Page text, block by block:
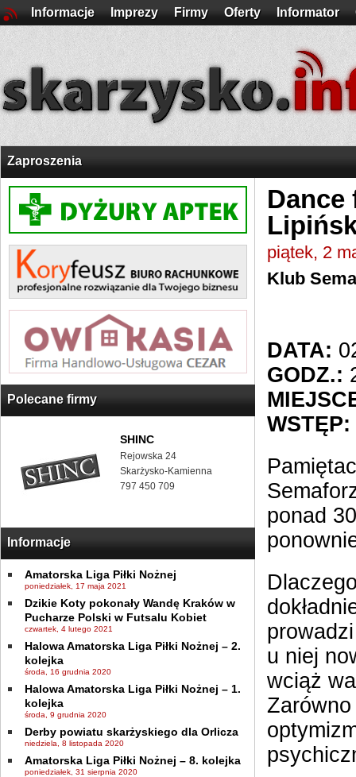
Informacje Imprezy Firmy Oferty Informator
Zaproszenia
Polecane firmy
SHINC
Rejowska 24
Skarżysko-Kamienna
797 450 709
Informacje
Amatorska Liga Piłki Nożnej
poniedziałek, 17 maja 2021
Dzikie Koty pokonały Wandę Kraków w
Pucharze Polski w Futsalu Kobiet
czwartek, 4 lutego 2021
Halowa Amatorska Liga Piłki Nożnej – 2.
kolejka
środa, 16 grudnia 2020
Halowa Amatorska Liga Piłki Nożnej – 1.
kolejka
środa, 9 grudnia 2020
Derby powiatu skarżyskiego dla Orlicza
niedziela, 8 listopada 2020
Amatorska Liga Piłki Nożnej – 8. kolejka
poniedziałek, 31 sierpnia 2020
Dance
piątek, 2
Klub
DATA:
GODZ.:
WSTĘP:
ponad
u niej
wciąż